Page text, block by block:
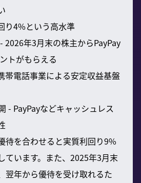
り4%という高水準
2026年3月末の株主からPayPay
トがもらえる
帯電話事業による安定収益基盤
- PayPayなどキャッシュレス
待を合わせると実質利回り9%
ています。また、2025年3月末
翌年から優待を受け取れるた